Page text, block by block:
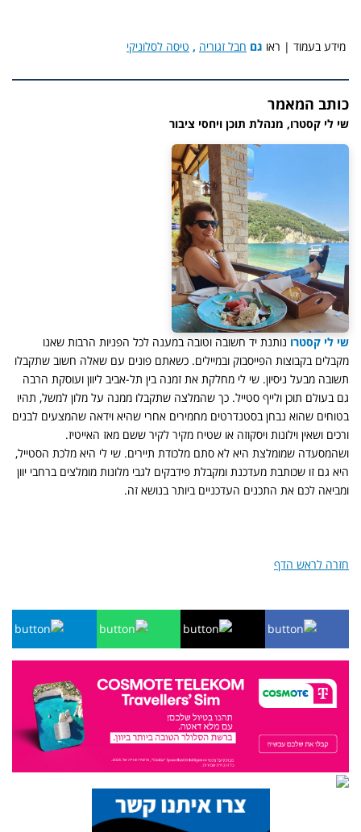
מידע בעמוד | ראו גם חבל זגוריה , טיסה לסלוניקי
כותב המאמר
שי לי קסטרו, מנהלת תוכן ויחסי ציבור
שי לי קסטרו נותנת יד חשובה וטובה במענה לכל הפניות הרבות שאנו
מקבלים בקבוצות הפייסבוק ובמיילים. כשאתם פונים עם שאלה חשוב שתקבלו
תשובה מבעל ניסיון. שי לי מחלקת את זמנה בין תל-אביב ליוון ועוסקת הרבה
גם בעולם תוכן ולייף סטייל. כך שהמלצה שתקבלו ממנה על מלון למשל, תהיו
בטוחים שהוא נבחן בסטנדרטים מחמירים אחרי שהיא וידאה שהמצעים לבנים
ורכים ושאין וילונות ויסקוזה או שטיח מקיר לקיר ששם מאז האייטיז.
ושהמסעדה שמומלצת היא לא סתם מלכודת תיירים. שי לי היא מלכת הסטייל,
היא גם זו שכותבת מעדכנת ומקבלת פידבקים לגבי מלונות מומלצים ברחבי יוון
ומביאה לכם את התכנים העדכניים ביותר בנושא זה.
חזרה לראש הדף